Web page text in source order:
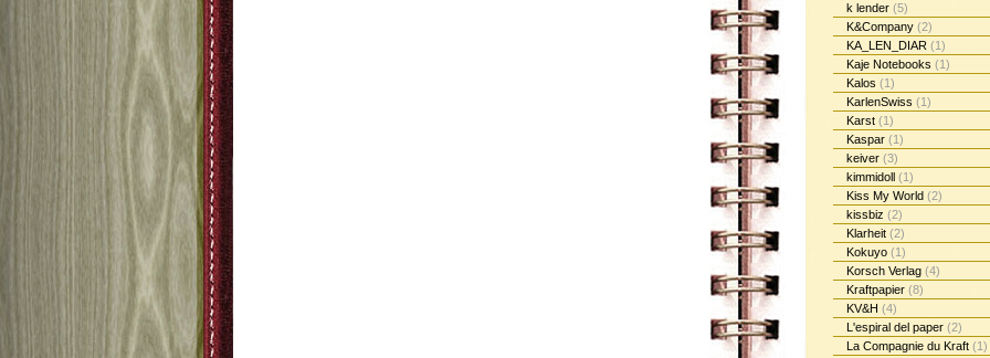
k lender (5)
K&Company (2)
KA_LEN_DIAR (1)
Kaje Notebooks (1)
Kalos (1)
KarlenSwiss (1)
Karst (1)
Kaspar (1)
keiver (3)
kimmidoll (1)
Kiss My World (2)
kissbiz (2)
Klarheit (2)
Kokuyo (1)
Korsch Verlag (4)
Kraftpapier (8)
KV&H (4)
L'espiral del paper (2)
La Compagnie du Kraft (1)